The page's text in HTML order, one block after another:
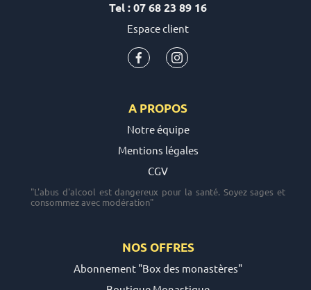
Tel : 07 68 23 89 16
Espace client
A PROPOS
Notre équipe
Mentions légales
CGV
"L'abus d'alcool est dangereux pour la santé. Soyez sages et
consommez avec modération"
NOS OFFRES
Abonnement "Box des monastères"